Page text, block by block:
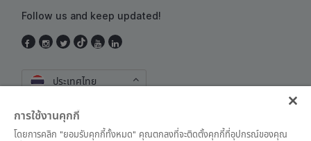
Follow us and keep updated!
ประเทศไทย
การใช้งานคุกกี้
โดยการคลิก "ยอมรับคุกกี้ทั้งหมด" คุณตกลงที่จะติดตั้งคุกกี้ที่อุปกรณ์ของคุณ